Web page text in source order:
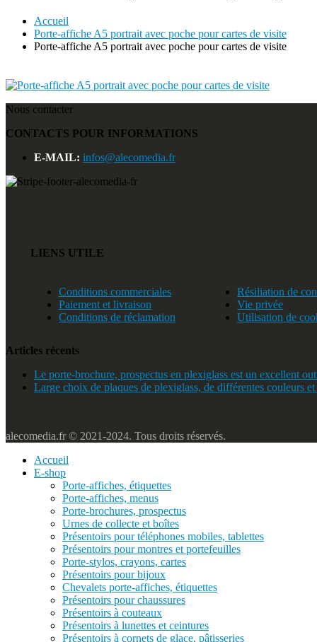
Accueil
Porte-affiche A5 portrait avec poche pour cartes de visite
Porte-affiche A5 portrait avec poche pour cartes de visite
Nous contacter
CONTACTS POUR INFORMATIONS
E-MAIL: infos@alecomedia.fr
LIENS UTILE
Conditions commerciales
Paiement et livraison
Conditions de réclamation
Résiliation de
Vie privée
Utilisation de
Articles récents
Le porte-brochure, prospectus en plexiglass est un excellent
Large choix de plaques de plexiglass, de différentes couleurs et
alecomedia.fr © 2021-2024. Tous droits réservés.
Accueil
E-shop
Porte-affiches, étiquettes
Porte-affiches, menus
Porte-brochures, prospectus
Urnes de collecte et boîtes
Présentoirs pour téléphones mobiles, tablettes
Présentoirs pour montres et portefeuilles
Porte-stylos, crayons, cartes
Présentoirs pour bijoux
Chevalets porte-affiches, étiquettes
Présentoirs pour chaussures
Présentoirs à couteaux
Présentoirs à lunettes et ceintures
Présentoirs à cornets de glace, pâtisseries